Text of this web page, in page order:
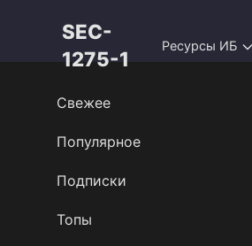
SEC-
1275-1
Ресурсы ИБ
Свежее
Популярное
Подписки
Топы